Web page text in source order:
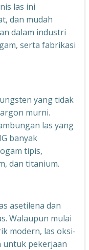
las ini
dan mudah
dalam industri
serta fabrikasi
yang tidak
murni.
las yang
banyak
tipis,
dan titanium.
asetilena dan
Walaupun mulai
modern, las oksi-
untuk pekerjaan